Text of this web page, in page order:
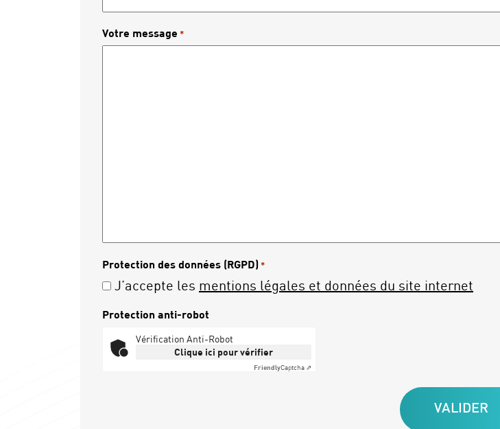
Votre message *
Protection des données (RGPD) *
J’accepte les mentions légales et données du site internet
Protection anti-robot
Vérification Anti-Robot
Clique ici pour vérifier
FriendlyCaptcha ⇗